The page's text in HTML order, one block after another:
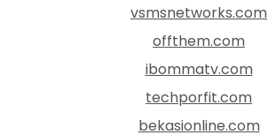
vsmsnetworks.com
offthem.com
ibommatv.com
techporfit.com
bekasionline.com